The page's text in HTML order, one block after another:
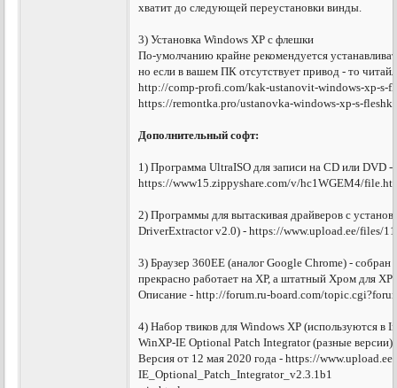
хватит до следующей переустановки винды.
3) Установка Windows XP c флешки
По-умолчанию крайне рекомендуется
но если в вашем ПК отсутствует привод - то
http://comp-profi.com/kak-ustanovit-windows-xp-s-
https://remontka.pro/ustanovka-windows-xp-s-fleshki
Дополнительный софт:
1) Программа UltraISO для записи на CD или DVD -
https://www15.zippyshare.com/v/hc1WGEM4/
2) Программы для вытаскивая драйверов с
DriverExtractor v2.0) - https://www.upload.ee/files/
3) Браузер 360ЕЕ (аналог Google Chrome) -
прекрасно работает на ХР, а штатный Хром для ХР
Описание - http://forum.ru-board.com/
4) Набор твиков для Windows XP (используются в
WinXP-IE Optional Patch Integrator (разные версии)
Версия от 12 мая 2020 года - https://
IE_Optional_Patch_Integrator_v2.3.1b1